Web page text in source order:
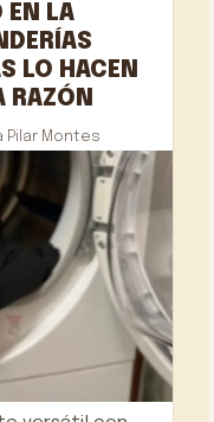
EN LA
LO HACEN
RAZÓN
Pilar Montes